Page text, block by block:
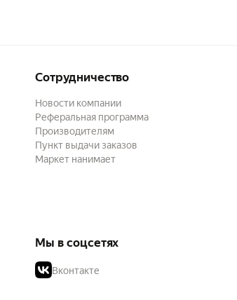
Сотрудничество
Новости компании
Реферальная программа
Производителям
Пункт выдачи заказов
Маркет нанимает
Мы в соцсетях
Вконтакте